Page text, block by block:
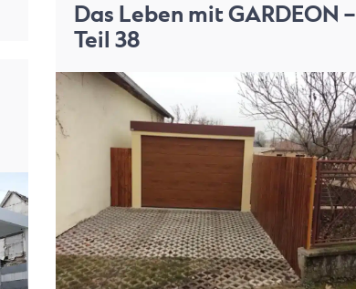
Das Leben mit GARDEON –
Teil 38